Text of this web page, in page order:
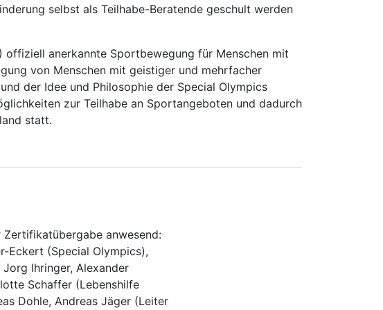
selbst als Teilhabe-Beratende geschult werden
anerkannte Sportbewegung für Menschen mit
von Menschen mit geistiger und mehrfacher
der Idee und Philosophie der Special Olympics
zur Teilhabe an Sportangeboten und dadurch
statt.
Zertifikatübergabe anwesend:
Eckert (Special Olympics),
Jorg Ihringer, Alexander
Schaffer (Lebenshilfe
Dohle, Andreas Jäger (Leiter